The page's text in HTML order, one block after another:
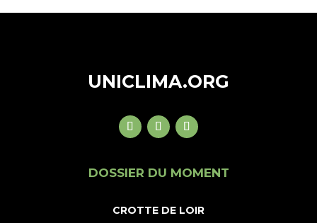
UNICLIMA.ORG
DOSSIER DU MOMENT
CROTTE DE LOIR